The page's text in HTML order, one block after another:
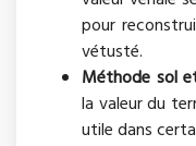
pour
vétusté.
Méthode sol
la valeur du
utile dans